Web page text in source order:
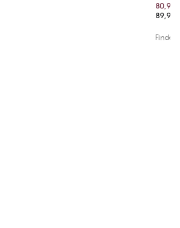
80,95
89,95
Findes